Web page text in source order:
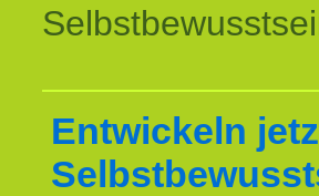
Entwickeln